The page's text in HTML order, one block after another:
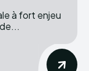
à fort enjeu